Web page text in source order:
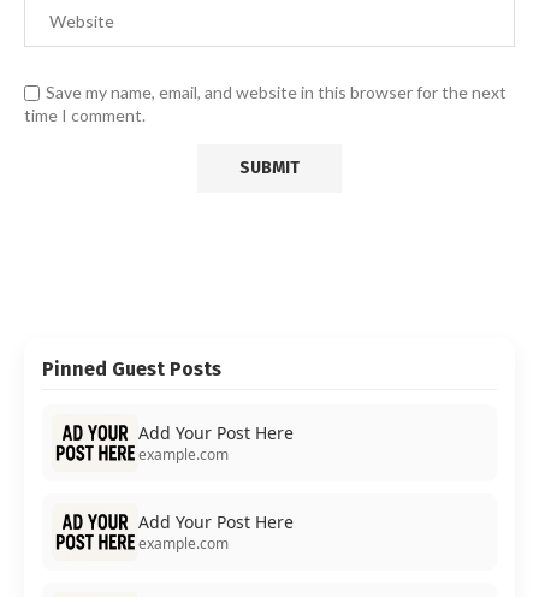
Save my name, email, and website in this browser for the next
time I comment.
Pinned Guest Posts
Add Your Post Here
example.com
Add Your Post Here
example.com